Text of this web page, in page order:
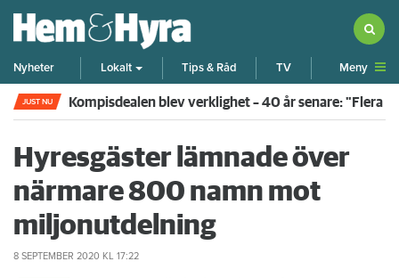
Nyheter Lokalt Tips & Råd TV Meny
JUST NU Rökte inomhus och övergav lägenheten – nu kräver
Hyresgäster lämnade över
närmare 800 namn mot
miljonutdelning
8 SEPTEMBER 2020 KL 17:22